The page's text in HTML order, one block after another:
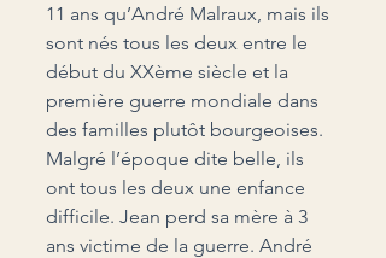
11 ans qu’André Malraux, mais ils
sont nés tous les deux entre le
début du XXème siècle et la
première guerre mondiale dans
des familles plutôt bourgeoises.
Malgré l’époque dite belle, ils
ont tous les deux une enfance
difficile. Jean perd sa mère à 3
ans victime de la guerre. André